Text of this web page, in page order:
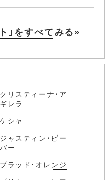
」をすべてみる»
クリスティーナ・ア
ギレラ
ケシャ
ジャスティン・ビー
バー
ブラッド・オレンジ